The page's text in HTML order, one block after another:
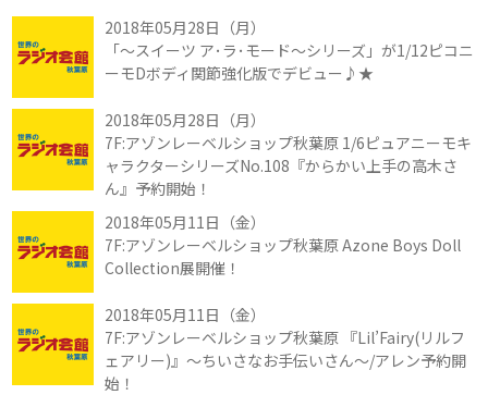
2018年05月28日（月）
「～スイーツ ア･ラ･モード～シリーズ」が1/12ピコニ
ーモDボディ関節強化版でデビュー♪★
2018年05月28日（月）
7F:アゾンレーベルショップ秋葉原 1/6ピュアニーモキ
ャラクターシリーズNo.108『からかい上手の高木さ
ん』予約開始！
2018年05月11日（金）
7F:アゾンレーベルショップ秋葉原 Azone Boys Doll
Collection展開催！
2018年05月11日（金）
7F:アゾンレーベルショップ秋葉原 『Lil’Fairy(リルフ
ェアリー)』～ちいさなお手伝いさん～/アレン予約開
始！